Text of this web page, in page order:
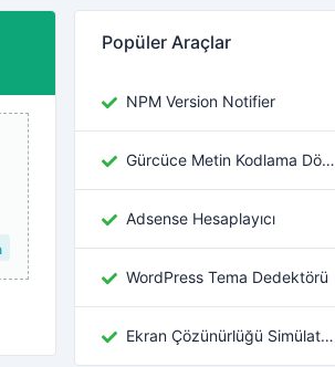
Popüler Araçlar
NPM Version Notifier
Gürcüce Metin Kodlama Dönüştürücü
Adsense Hesaplayıcı
WordPress Tema Dedektörü
Ekran Çözünürlüğü Simülatörü